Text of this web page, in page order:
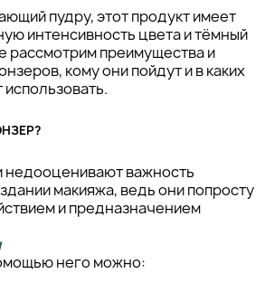
пудру, этот продукт имеет
интенсивность цвета и тёмный
рассмотрим преимущества и
кому они пойдут и в каких
использовать.
важность
макияжа, ведь они попросту
и предназначением
выделить достоинства и скрыть
него можно: